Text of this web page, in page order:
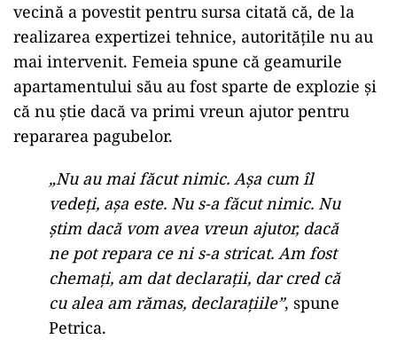
vecină a povestit pentru sursa citată că, de la
realizarea expertizei tehnice, autoritățile nu au
mai intervenit. Femeia spune că geamurile
apartamentului său au fost sparte de explozie și
că nu știe dacă va primi vreun ajutor pentru
repararea pagubelor.
„Nu au mai făcut nimic. Așa cum îl
vedeți, așa este. Nu s-a făcut nimic. Nu
știm dacă vom avea vreun ajutor, dacă
ne pot repara ce ni s-a stricat. Am fost
chemați, am dat declarații, dar cred că
cu alea am rămas, declarațiile”, spune
Petrica.